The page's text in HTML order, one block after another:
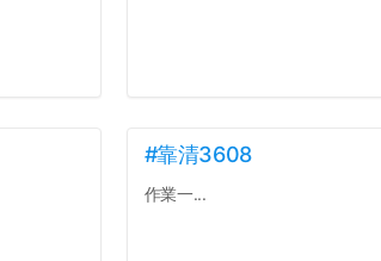
#靠清3608
作業一...